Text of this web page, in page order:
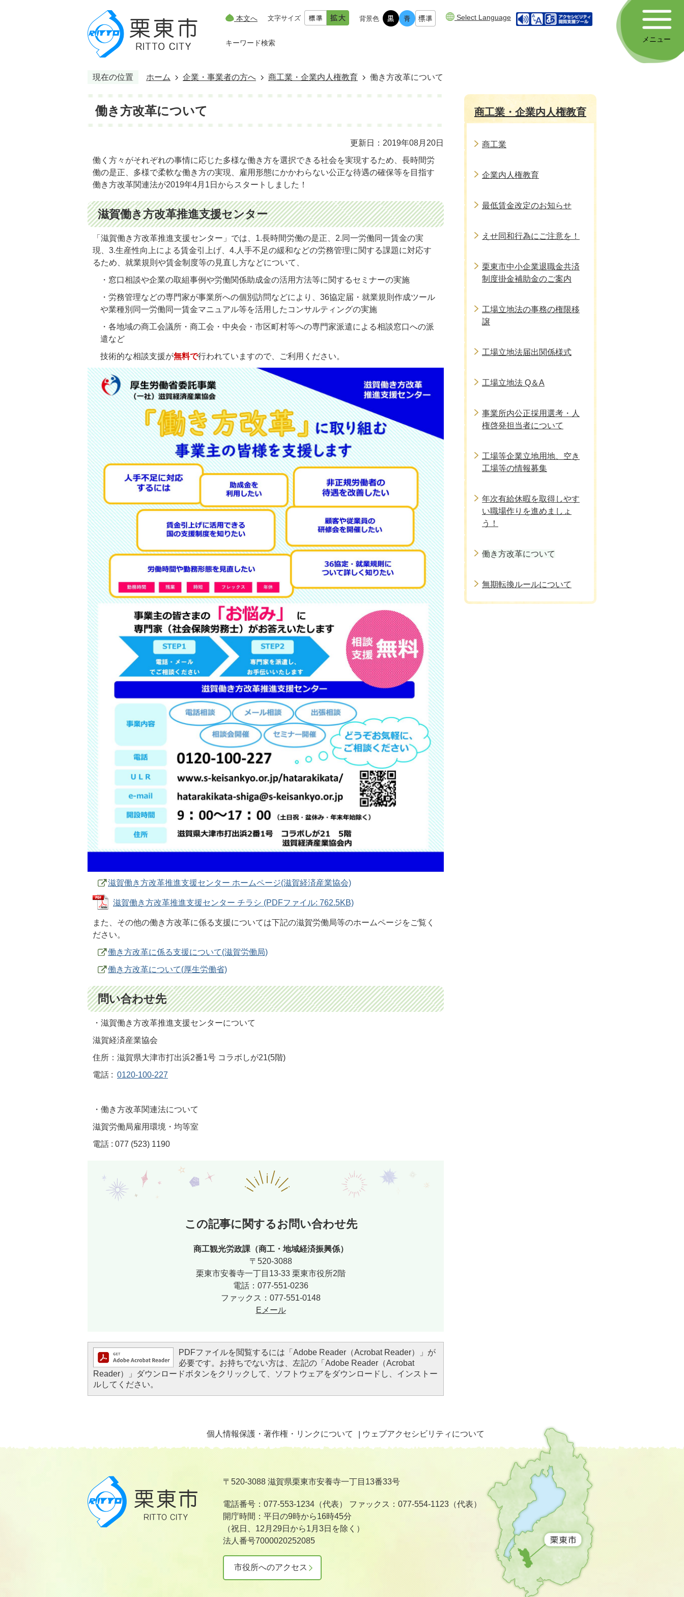
本文へ 文字サイズ 背景色 Select Language
キーワード検索 メニュー
現在の位置 ホーム 企業・事業者の方へ 商工業・企業内人権教育 働き方改革について
働き方改革について
更新日：2019年08月20日
働く方々がそれぞれの事情に応じた多様な働き方を選択できる社会を実現するため、長時間労
働の是正、多様で柔軟な働き方の実現、雇用形態にかかわらない公正な待遇の確保等を目指す
働き方改革関連法が2019年4月1日からスタートしました！
滋賀働き方改革推進支援センター
「滋賀働き方改革推進支援センター」では、1.長時間労働の是正、2.同一労働同一賃金の実
現、3.生産性向上による賃金引上げ、4.人手不足の緩和などの労務管理に関する課題に対応す
るため、就業規則や賃金制度等の見直し方などについて、
・窓口相談や企業の取組事例や労働関係助成金の活用方法等に関するセミナーの実施
・労務管理などの専門家が事業所への個別訪問などにより、36協定届・就業規則作成ツール
や業種別同一労働同一賃金マニュアル等を活用したコンサルティングの実施
・各地域の商工会議所・商工会・中央会・市区町村等への専門家派遣による相談窓口への派
遣など
技術的な相談支援が無料で行われていますので、ご利用ください。
滋賀働き方改革推進支援センター ホームページ(滋賀経済産業協会)
滋賀働き方改革推進支援センター チラシ (PDFファイル: 762.5KB)
また、その他の働き方改革に係る支援については下記の滋賀労働局等のホームページをご覧く
ださい。
働き方改革に係る支援について(滋賀労働局)
働き方改革について(厚生労働省)
問い合わせ先
・滋賀働き方改革推進支援センターについて
滋賀経済産業協会
住所：滋賀県大津市打出浜2番1号 コラボしが21(5階)
電話 : 0120-100-227
・働き方改革関連法について
滋賀労働局雇用環境・均等室
電話 : 077 (523) 1190
この記事に関するお問い合わせ先
商工観光労政課（商工・地域経済振興係）
〒520-3088
栗東市安養寺一丁目13-33 栗東市役所2階
電話：077-551-0236
ファックス：077-551-0148
Eメール
PDFファイルを閲覧するには「Adobe Reader（Acrobat Reader）」が
必要です。お持ちでない方は、左記の「Adobe Reader（Acrobat
Reader）」ダウンロードボタンをクリックして、ソフトウェアをダウンロードし、インストー
ルしてください。
商工業・企業内人権教育
商工業
企業内人権教育
最低賃金改定のお知らせ
えせ同和行為にご注意を！
栗東市中小企業退職金共済
制度掛金補助金のご案内
工場立地法の事務の権限移
譲
工場立地法届出関係様式
工場立地法 Q＆A
事業所内公正採用選考・人
権啓発担当者について
工場等企業立地用地、空き
工場等の情報募集
年次有給休暇を取得しやす
い職場作りを進めましょ
う！
働き方改革について
無期転換ルールについて
個人情報保護・著作権・リンクについて ウェブアクセシビリティについて
〒520-3088 滋賀県栗東市安養寺一丁目13番33号
電話番号：077-553-1234（代表）
ファックス：077-554-1123（代表）
開庁時間：平日の9時から16時45分
（祝日、12月29日から1月3日を除く）
法人番号7000020252085
市役所へのアクセス
市
を
図。